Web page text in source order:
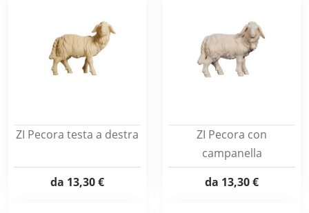
ZI Pecora testa a destra
da 13,30 €
ZI Pecora con
campanella
da 13,30 €